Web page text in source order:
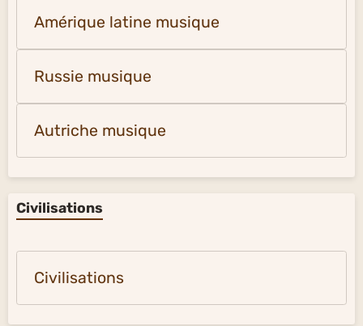
Amérique latine musique
Russie musique
Autriche musique
Civilisations
Civilisations